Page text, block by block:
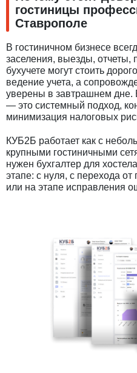
гостиницы
Ставрополе
В гостиничном бизнесе
заселения, выезды,
бухучете могут стоить
ведение учета, а
уверены в завтрашнем дне.
— это системный подход,
минимизация налоговых
КУБ2Б работает как с
крупными гостиничными
нужен бухгалтер для
этапе: с нуля, с перехода
или на этапе исправления